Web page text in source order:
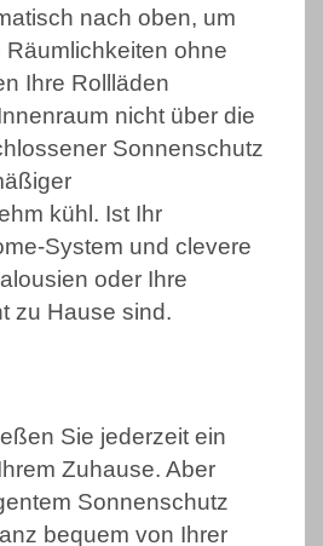
nach oben, um
ohne
Ihre Rollläden
nicht über die
Sonnenschutz
kühl. Ist Ihr
System und clevere
oder Ihre
zu Hause sind.
Sie jederzeit ein
Zuhause. Aber
Sonnenschutz
bequem von Ihrer